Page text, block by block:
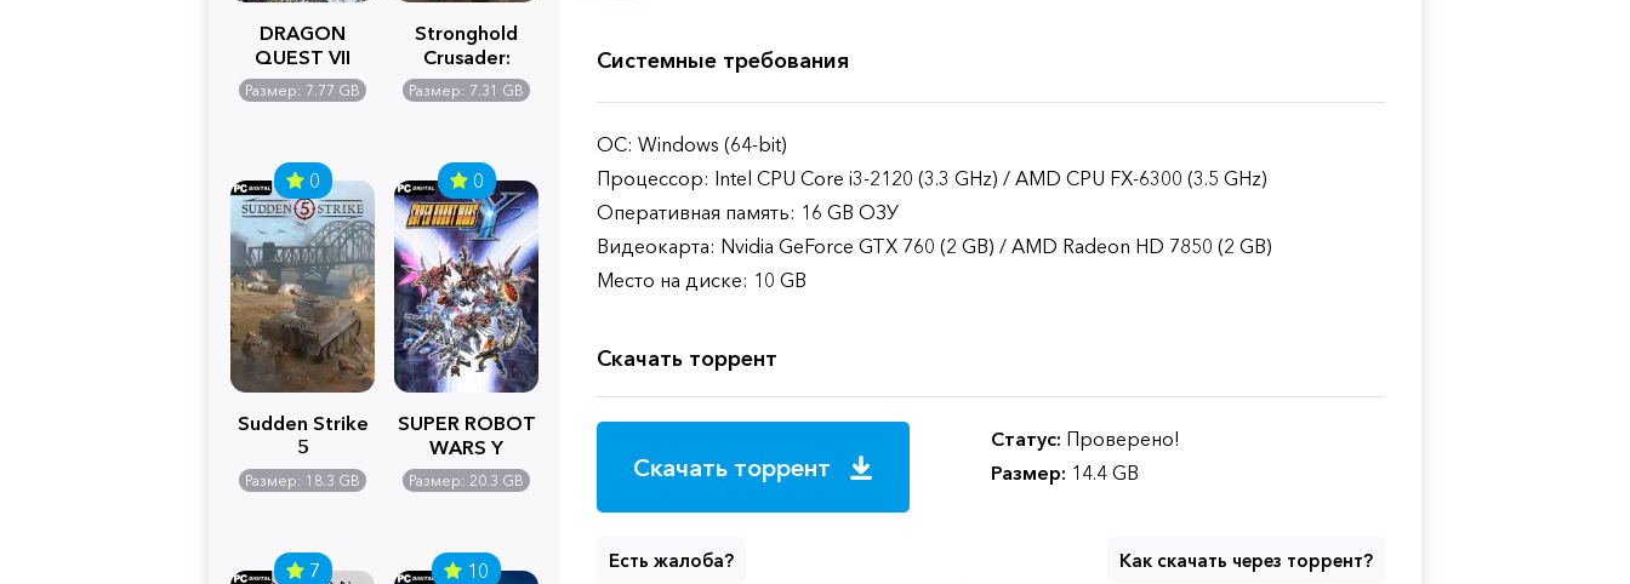
DRAGON
QUEST VII
Reimagined
Размер: 7.77 GB
Stronghold
Crusader:
Definitive
Edition
Размер: 7.31 GB
0
Sudden Strike
5
Размер: 18.3 GB
0
SUPER ROBOT
WARS Y
Размер: 20.3 GB
7 10
Системные требования
ОС: Windows (64-bit)
Процессор: Intel CPU Core i3-2120 (3.3 GHz) / AMD CPU FX-6300 (3.5 GHz)
Оперативная память: 16 GB ОЗУ
Видеокарта: Nvidia GeForce GTX 760 (2 GB) / AMD Radeon HD 7850 (2 GB)
Место на диске: 10 GB
Скачать торрент
Скачать торрент
Статус: Проверено!
Размер: 14.4 GB
Есть жалоба? Как скачать через торрент?